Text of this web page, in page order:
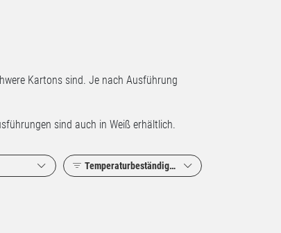
Kartons sind. Je nach Ausführung
sind auch in Weiß erhältlich.
Temperaturbeständigkeit